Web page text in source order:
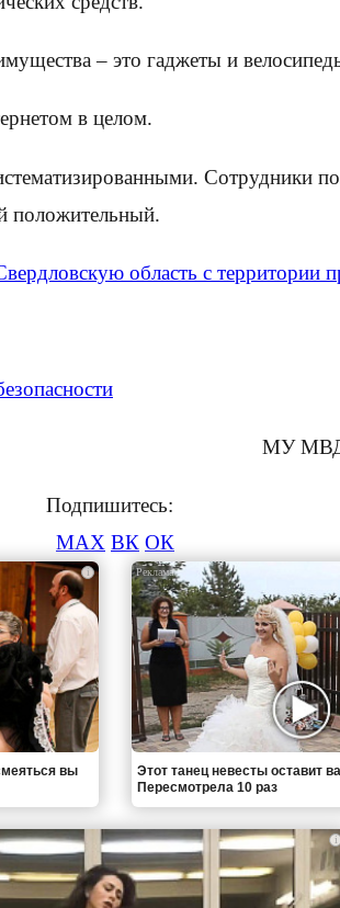
– это гаджеты и
в целом.
положительный.
область с территории
МУ МВД
Подпишитесь:
MAX ВК ОК
i
вы
Этот танец невесты оставит
Пересмотрела 10 раз
i